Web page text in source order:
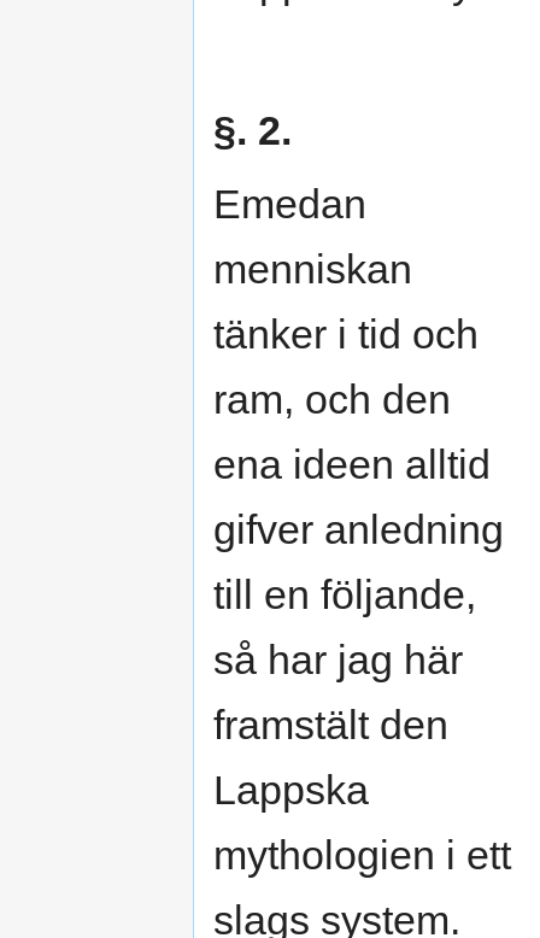
§. 2.
Emedan
menniskan
tänker i tid och
ram, och den
ena ideen alltid
gifver anledning
till en följande,
så har jag här
framstält den
Lappska
mythologien i ett
slags system.